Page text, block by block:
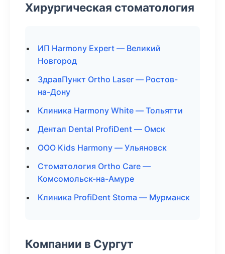
Хирургическая стоматология
ИП Harmony Expert — Великий
Новгород
ЗдравПункт Ortho Laser — Ростов-
на-Дону
Клиника Harmony White — Тольятти
Дентал Dental ProfiDent — Омск
ООО Kids Harmony — Ульяновск
Стоматология Ortho Care —
Комсомольск-на-Амуре
Клиника ProfiDent Stoma — Мурманск
Компании в Сургут